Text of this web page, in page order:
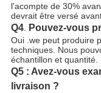
l'acompte de 30%
devrait être versé
Q4. Pouvez-vous
Oui .we peut produire
techniques. Nous
échantillon et quantité.
Q5 : Avez-vous
livraison ?